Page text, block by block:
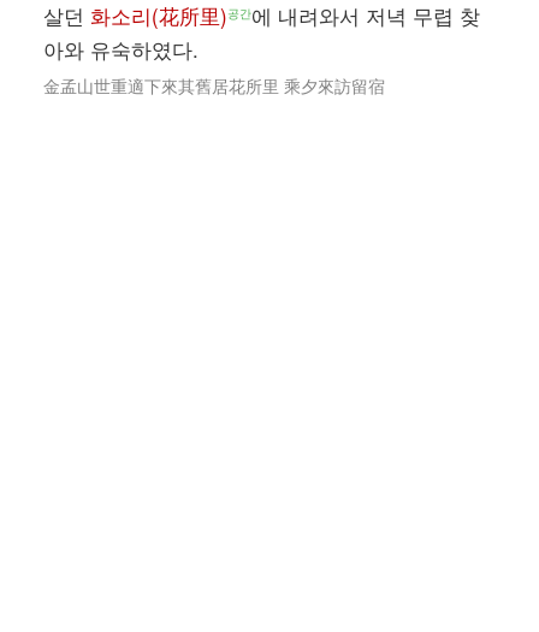
살던 화소리(花所里)공간에 내려와서 저녁 무렵 찾
아와 유숙하였다.
金孟山世重適下來其舊居花所里 乘夕來訪留宿